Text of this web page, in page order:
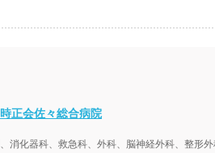
正会佐々総合病院
消化器科、救急科、外科、脳神経外科、整形